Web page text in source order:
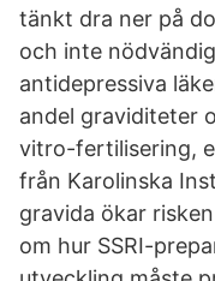
tänkt dra ner på
och inte
antidepressiva
andel graviditeter
vitro-fertilisering,
från Karolinska
gravida ökar
om hur SSRI-